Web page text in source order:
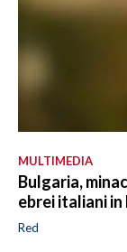
MULTIMEDIA
Bulgaria,
ebrei italiani
Red